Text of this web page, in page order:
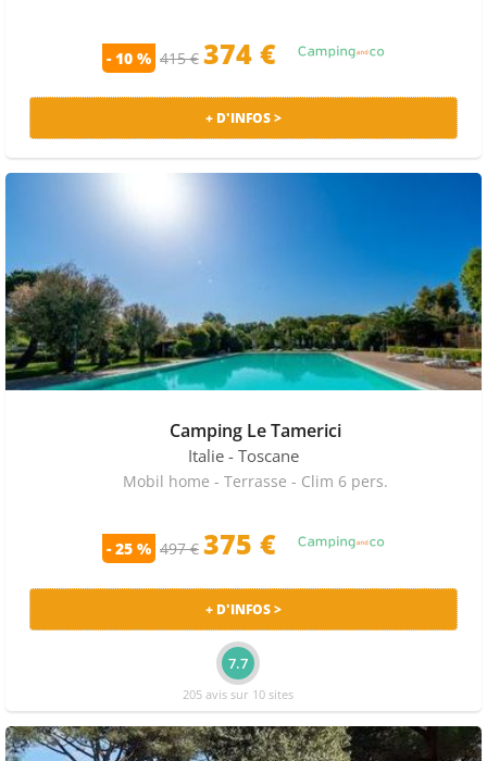
- 10 % 415 € 374 €
+ D'INFOS >
Camping Le Tamerici
Italie - Toscane
Mobil home - Terrasse - Clim 6 pers.
- 25 % 497 € 375 €
+ D'INFOS >
7.7
205 avis sur 10 sites